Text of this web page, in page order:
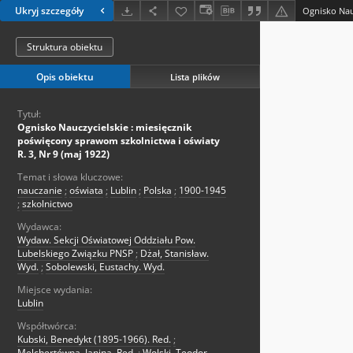
Ukryj szczegóły
Struktura obiektu
Opis obiektu Lista plików
Tytuł:
Ognisko Nauczycielskie : miesięcznik
poświęcony sprawom szkolnictwa i oświaty
R. 3, Nr 9 (maj 1922)
Temat i słowa kluczowe:
nauczanie ; oświata ; Lublin ; Polska ; 1900-1945
; szkolnictwo
Wydawca:
Wydaw. Sekcji Oświatowej Oddziału Pow.
Lubelskiego Związku PNSP ; Dżał, Stanisław.
Wyd. ; Sobolewski, Eustachy. Wyd.
Miejsce wydania:
Lublin
Współtwórca:
Kubski, Benedykt (1895-1966). Red. ;